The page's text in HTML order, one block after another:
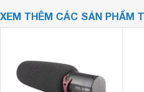
XEM THÊM CÁC SẢN PHẨM